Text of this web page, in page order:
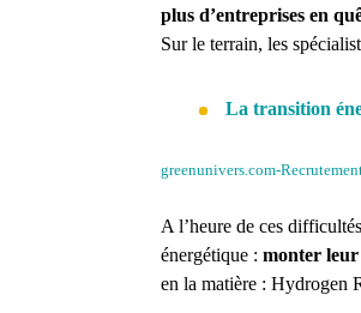
plus d’entreprises en
Sur le terrain, les
La transition
greenunivers.com-
A l’heure de ces
énergétique :monter leur
en la matière : Hydrogen